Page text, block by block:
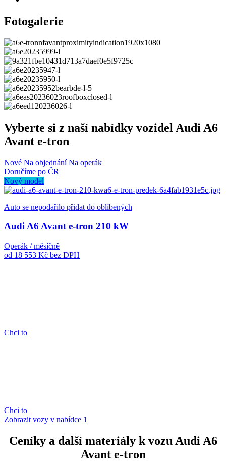
Fotogalerie
Vyberte si z naší nabídky vozidel Audi A6
Avant e-tron
Nové Na objednáníNa operák
Doručíme po ČR
Nový model
Auto se nepodařilo přidat do oblíbených
Audi A6 Avant e-tron 210 kW
Operák / měsíčně
od 18 553 Kč bez DPH
Chci to
Chci to
Zobrazit vozy v nabídce 1
Ceníky a další materiály k vozu Audi A6
Avant e-tron